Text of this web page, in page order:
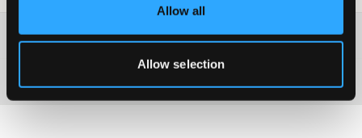
Allow all
Allow selection
Washing advice